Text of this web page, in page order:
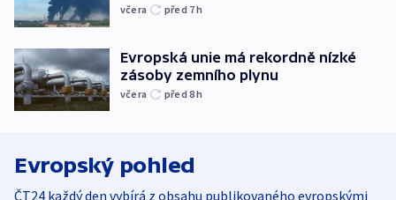
včera před 7h
Evropská unie má rekordně nízké
zásoby zemního plynu
včera před 8h
Evropský pohled
ČT24 každý den vybírá z obsahu publikovaného evropskými